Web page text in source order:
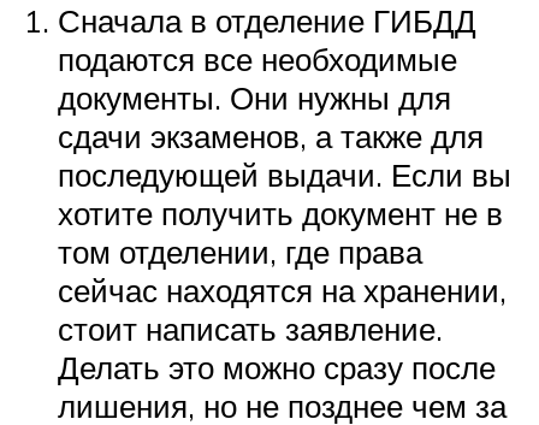
Сначала в отделение ГИБДД
подаются все необходимые
документы. Они нужны для
сдачи экзаменов, а также для
последующей выдачи. Если вы
хотите получить документ не в
том отделении, где права
сейчас находятся на хранении,
стоит написать заявление.
Делать это можно сразу после
лишения, но не позднее чем за